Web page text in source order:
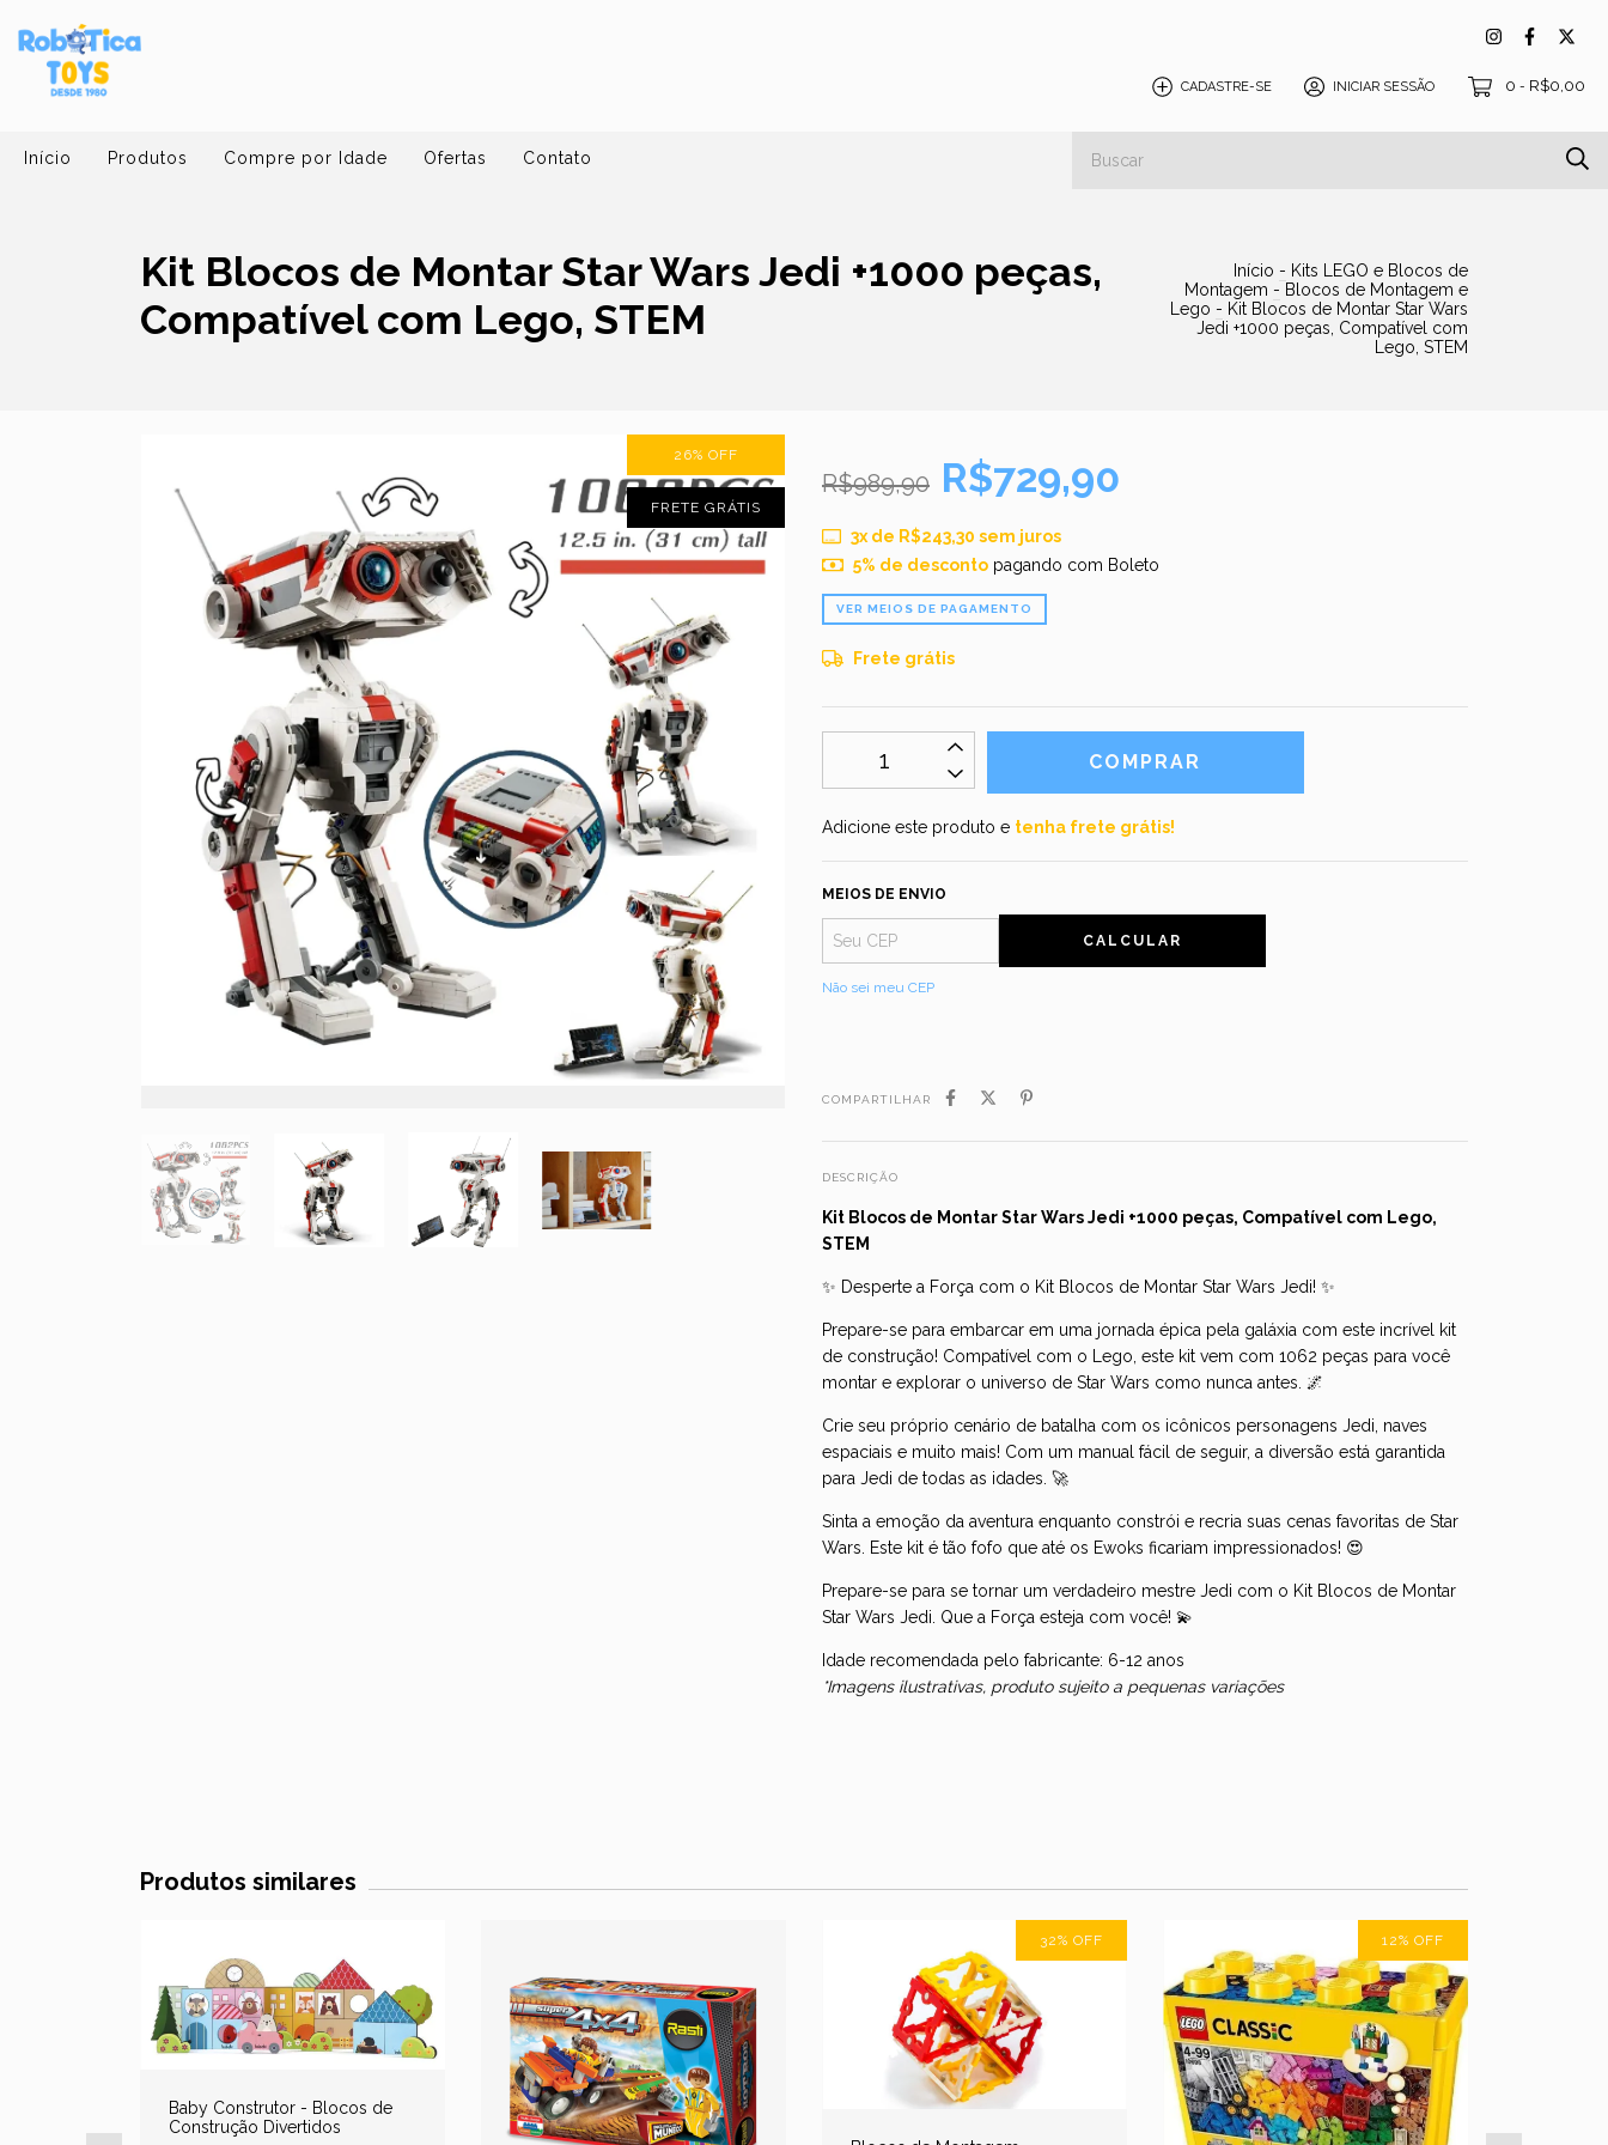
CADASTRE-SE INICIAR SESSÃO 0 - R$0,00
Início Produtos Compre por Idade Ofertas Contato
Kit Blocos de Montar Star Wars Jedi +1000 peças,
Compatível com Lego, STEM
Início - Kits LEGO e Blocos de
Montagem - Blocos de Montagem e
Lego - Kit Blocos de Montar Star Wars
Jedi +1000 peças, Compatível com
Lego, STEM
26% OFF
FRETE GRÁTIS
R$989,90 R$729,90
3x de R$243,30 sem juros
5% de descontopagando com Boleto
VER MEIOS DE PAGAMENTO
Frete grátis
Adicione este produto e tenha frete grátis!
MEIOS DE ENVIO
CALCULAR
Não sei meu CEP
COMPARTILHAR
DESCRIÇÃO
Kit Blocos de Montar Star Wars Jedi +1000 peças, Compatível com Lego,
STEM
✨ Desperte a Força com o Kit Blocos de Montar Star Wars Jedi! ✨
Prepare-se para embarcar em uma jornada épica pela galáxia com este incrível kit
de construção! Compatível com o Lego, este kit vem com 1062 peças para você
montar e explorar o universo de Star Wars como nunca antes. 🌌
Crie seu próprio cenário de batalha com os icônicos personagens Jedi, naves
espaciais e muito mais! Com um manual fácil de seguir, a diversão está garantida
para Jedi de todas as idades. 🚀
Sinta a emoção da aventura enquanto constrói e recria suas cenas favoritas de Star
Wars. Este kit é tão fofo que até os Ewoks ficariam impressionados! 😍
Prepare-se para se tornar um verdadeiro mestre Jedi com o Kit Blocos de Montar
Star Wars Jedi. Que a Força esteja com você! 💫
Idade recomendada pelo fabricante: 6-12 anos
*Imagens ilustrativas, produto sujeito a pequenas variações
Produtos similares
Baby Construtor - Blocos de
Construção Divertidos
32% OFF 12% OFF